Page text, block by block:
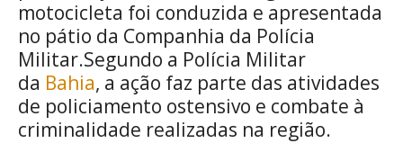
motocicleta foi conduzida e apresentada
no pátio da Companhia da Polícia
Militar.Segundo a Polícia Militar
da Bahia, a ação faz parte das atividades
de policiamento ostensivo e combate à
criminalidade realizadas na região.